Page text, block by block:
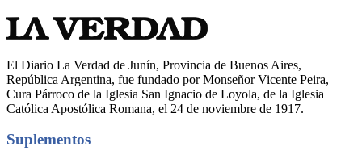
El Diario La Verdad de Junín, Provincia de Buenos Aires,
República Argentina, fue fundado por Monseñor Vicente Peira,
Cura Párroco de la Iglesia San Ignacio de Loyola, de la Iglesia
Católica Apostólica Romana, el 24 de noviembre de 1917.
Suplementos